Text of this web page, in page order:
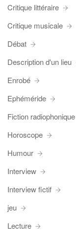
Critique littéraire
Critique musicale
Débat
Description d'un lieu
Enrobé
Ephéméride
Fiction radiophonique
Horoscope
Humour
Interview
Interview fictif
jeu
Lecture